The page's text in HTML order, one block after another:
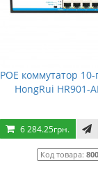
POE коммутатор
HongRui HR901-
6 284.25грн.
Код товара: